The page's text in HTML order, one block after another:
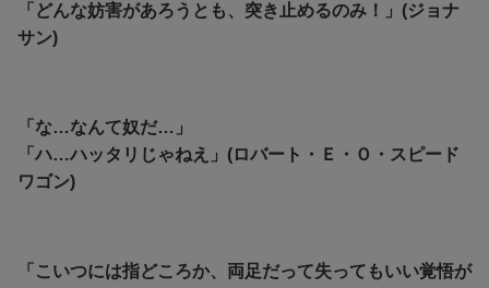
「どんな妨害があろうとも、突き止めるのみ！」(ジョナ
サン)
「な…なんて奴だ…」
「ハ…ハッタリじゃねえ」(ロバート・Ｅ・Ｏ・スピード
ワゴン)
「こいつには指どころか、両足だって失ってもいい覚悟が